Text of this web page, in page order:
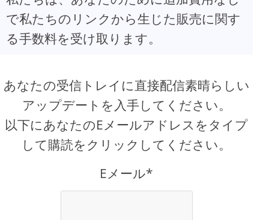
で私たちのリンクから生じた販売に関す
る手数料を受け取ります。
あなたの受信トレイに直接配信素晴らしい
アップデートを入手してください。
以下にあなたのEメールアドレスをタイプ
して購読をクリックしてください。
Eメール*